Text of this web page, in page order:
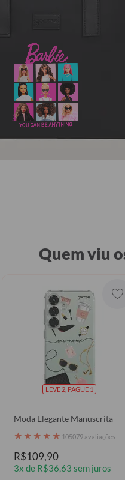
Quem viu
LEVE 2, PAGUE 1
Moda Elegante Manuscrita
★ ★ ★ ★ ★ 105079 avaliações
R$109,90
3x de R$36,63 sem juros